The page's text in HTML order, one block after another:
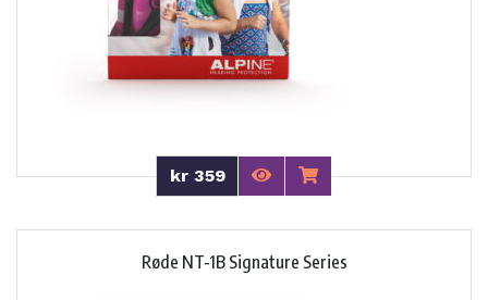
kr 359
Røde NT-1B Signature Series